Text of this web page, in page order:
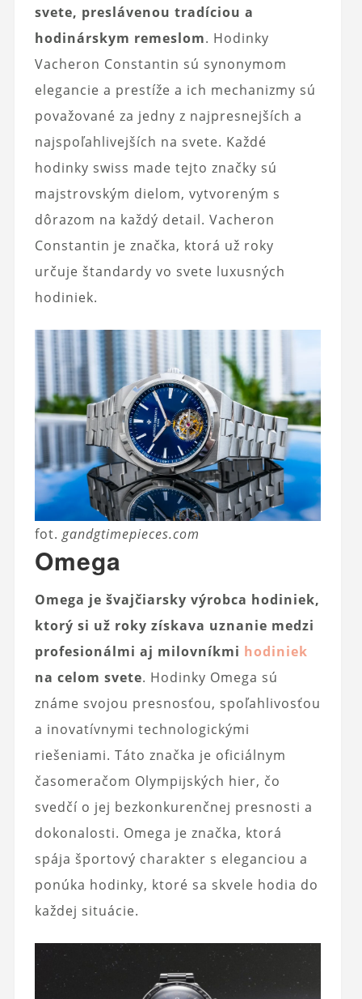
svete, preslávenou tradíciou a
hodinárskym remeslom. Hodinky
Vacheron Constantin sú synonymom
elegancie a prestíže a ich mechanizmy sú
považované za jedny z najpresnejších a
najspoľahlivejších na svete. Každé
hodinky swiss made tejto značky sú
majstrovským dielom, vytvoreným s
dôrazom na každý detail. Vacheron
Constantin je značka, ktorá už roky
určuje štandardy vo svete luxusných
hodiniek.
fot. gandgtimepieces.com
Omega
Omega je švajčiarsky výrobca hodiniek,
ktorý si už roky získava uznanie medzi
profesionálmi aj milovníkmi hodiniek
na celom svete. Hodinky Omega sú
známe svojou presnosťou, spoľahlivosťou
a inovatívnymi technologickými
riešeniami. Táto značka je oficiálnym
časomeračom Olympijských hier, čo
svedčí o jej bezkonkurenčnej presnosti a
dokonalosti. Omega je značka, ktorá
spája športový charakter s eleganciou a
ponúka hodinky, ktoré sa skvele hodia do
každej situácie.